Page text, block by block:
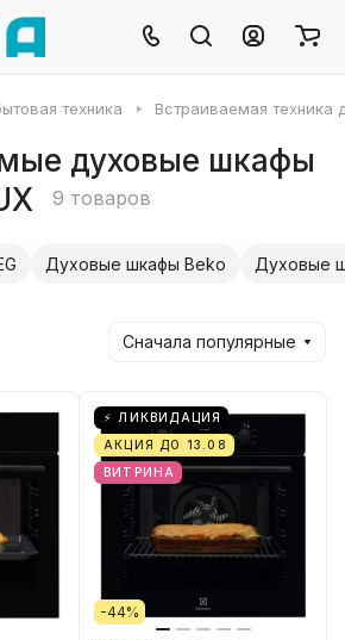
техника Встраиваемая техника
духовые шкафы
9 товаров
Духовые шкафы Beko Духовые
Сначала популярные
⚡ ЛИКВИДАЦИЯ
АКЦИЯ ДО 13.08
ВИТРИНА
-44%